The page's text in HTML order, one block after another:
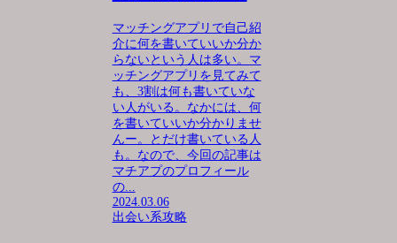
マッチングアプリで自己紹
介に何を書いていいか分か
らないという人は多い。マ
ッチングアプリを見てみて
も、3割は何も書いていな
い人がいる。なかには、何
を書いていいか分かりませ
んー。とだけ書いている人
も。なので、今回の記事は
マチアプのプロフィール
の...
2024.03.06
出会い系攻略